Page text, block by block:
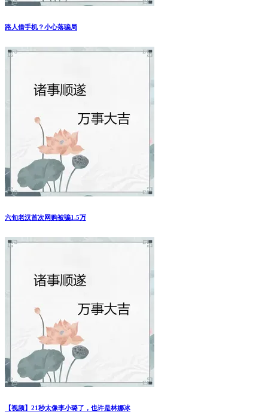
路人借手机？小心落骗局
六旬老汉首次网购被骗1.5万
【视频】21秒太像李小璐了，也许是林娜冰